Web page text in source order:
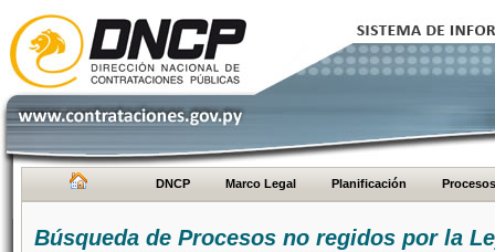
DNCP Marco Legal Planificación Procesos
Búsqueda de Procesos no regidos por la